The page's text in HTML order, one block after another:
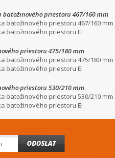
batožinového priestoru 467/160 mm
batožinového priestoru 467/160 mm
batožinového priestoru Ei
priestoru 475/180 mm
batožinového priestoru 475/180 mm
batožinového priestoru Ei
priestoru 530/210 mm
batožinového priestoru 530/210 mm
batožinového priestoru Ei
ODOSLAT